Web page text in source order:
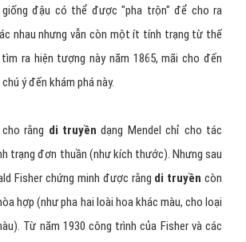
đậu có thể được "pha trộn" để cho ra
nhau nhưng vẫn còn một ít tính trạng từ thế
ra hiện tượng này năm 1865, mãi cho đến
ý đến khám phá này.
rằng di truyền dạng Mendel chỉ cho tác
trạng đơn thuần (như kích thước). Nhưng sau
Fisher chứng minh được rằng di truyền còn
hợp (như pha hai loài hoa khác màu, cho loại
Từ năm 1930 công trình của Fisher và các